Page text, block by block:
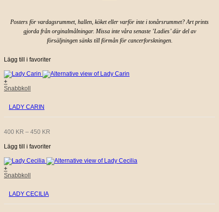
Posters för vardagsrummet, hallen, köket eller varför inte i tonårsrummet? Art prints
gjorda från orginalmålningar. Missa inte våra senaste ’Ladies’ där del av
försäljningen sänks till förmån för cancerforskningen.
Lägg till i favoriter
+
Den
har
flera
De
olika
alternativen
kan
väljas
på
produktsidan
Snabbkoll
LADY CARIN
400 KR – 450 KR
TILL
Lägg till i favoriter
+
Den
har
flera
Snabbkoll
LADY CECILIA